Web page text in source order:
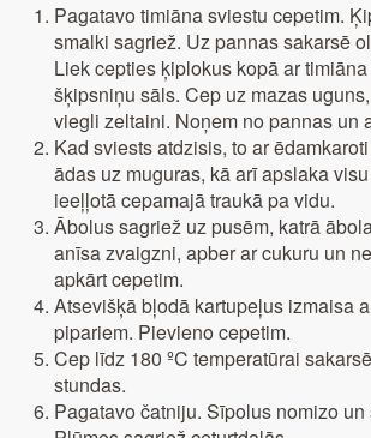
Pagatavo timiāna sviestu cepetim.
smalki sagriež. Uz pannas sakarsē
Liek cepties ķiplokus kopā ar
šķipsniņu sāls. Cep uz mazas
viegli zeltaini. Noņem no pannas un
Kad sviests atdzisis, to ar
ādas uz muguras, kā arī apslaka
ieeļļotā cepamajā traukā pa vidu.
Ābolus sagriež uz pusēm, katrā
anīsa zvaigzni, apber ar cukuru un
apkārt cepetim.
Atsevišķā bļodā kartupeļus izmaisa
pipariem. Pievieno cepetim.
Cep līdz 180 ºC temperatūrai
stundas.
Pagatavo čatniju. Sīpolus nomizo